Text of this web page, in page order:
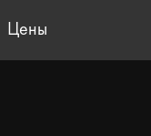
Цены